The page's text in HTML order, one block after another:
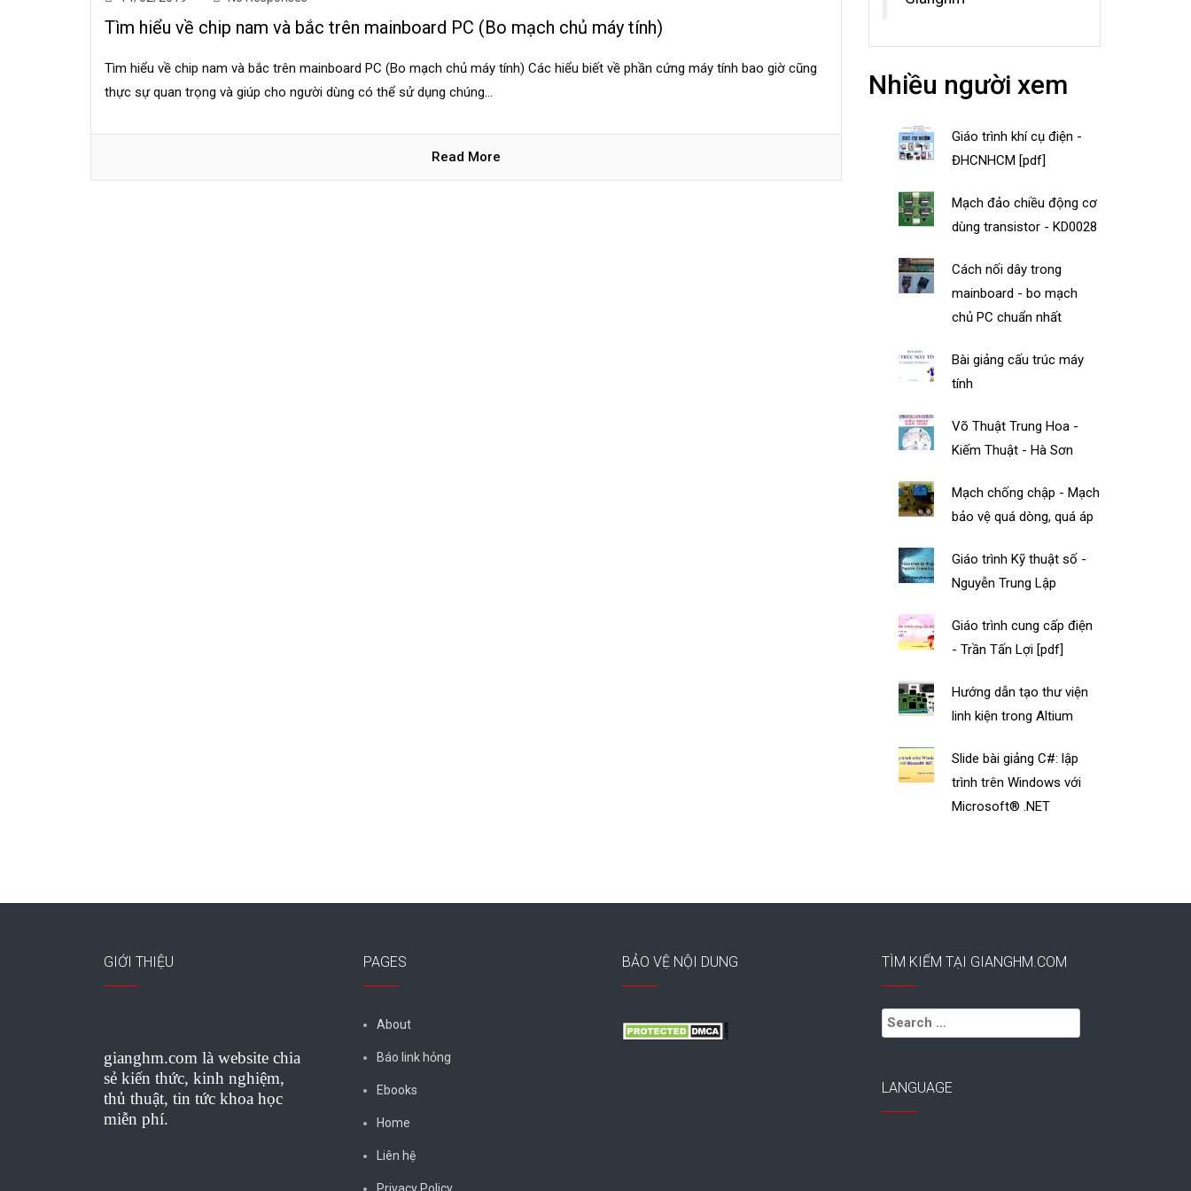
Tìm hiểu về chip nam và bắc trên mainboard PC (Bo mạch chủ máy tính)
Tìm hiểu về chip nam và bắc trên mainboard PC (Bo mạch chủ máy tính) Các hiểu biết về phần cứng máy tính bao giờ cũng
thực sự quan trọng và giúp cho người dùng có thể sử dụng chúng...
Read More
Nhiều người xem
Giáo trình khí cụ điện -
ĐHCNHCM [pdf]
Mạch đảo chiều động cơ
dùng transistor - KD0028
Cách nối dây trong
mainboard - bo mạch
chủ PC chuẩn nhất
Bài giảng cấu trúc máy
tính
Võ Thuật Trung Hoa -
Kiếm Thuật - Hà Sơn
Mạch chống chập - Mạch
bảo vệ quá dòng, quá áp
Giáo trình Kỹ thuật số -
Nguyễn Trung Lập
Giáo trình cung cấp điện
- Trần Tấn Lợi [pdf]
Hướng dẫn tạo thư viện
linh kiện trong Altium
Slide bài giảng C#: lập
trình trên Windows với
Microsoft® .NET
GIỚI THIỆU
gianghm.com là website chia
sẻ kiến thức, kinh nghiệm,
thủ thuật, tin tức khoa học
miễn phí.
PAGES
About
Báo link hỏng
Ebooks
Home
Liên hệ
BẢO VỆ NỘI DUNG TÌM KIẾM TẠI GIANGHM.COM
Search
for:
LANGUAGE